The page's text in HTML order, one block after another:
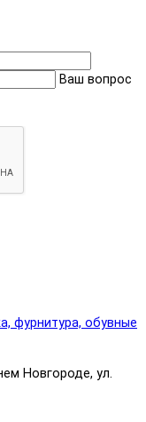
Ваш вопрос
Новгороде, ул.